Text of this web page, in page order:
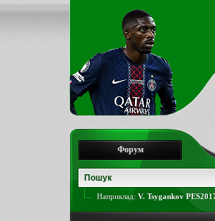
Форум
Наприклад: V. Tsygankov